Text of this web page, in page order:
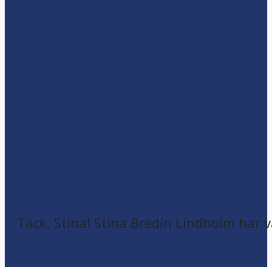
Tack, Stina! Stina Bredin Lindholm har